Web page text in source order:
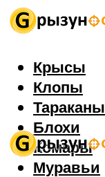
Крысы
Клопы
Тараканы
Блохи
Комары
Муравьи